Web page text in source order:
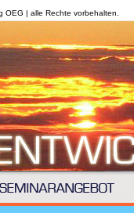
OEG | alle Rechte vorbehalten.